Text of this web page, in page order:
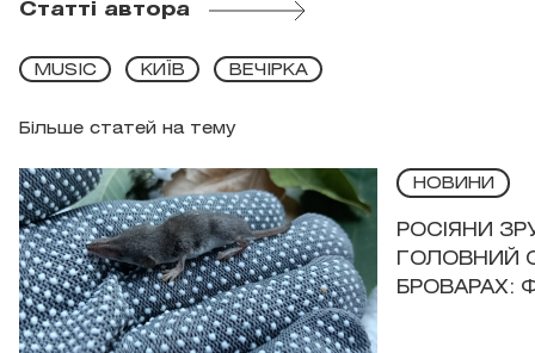
Статті автора
Більше статей на тему
MUSIC КИЇВ ВЕЧІРКА
НОВИНИ
РОСІЯНИ
ГОЛОВНИЙ
БРОВАРАХ: